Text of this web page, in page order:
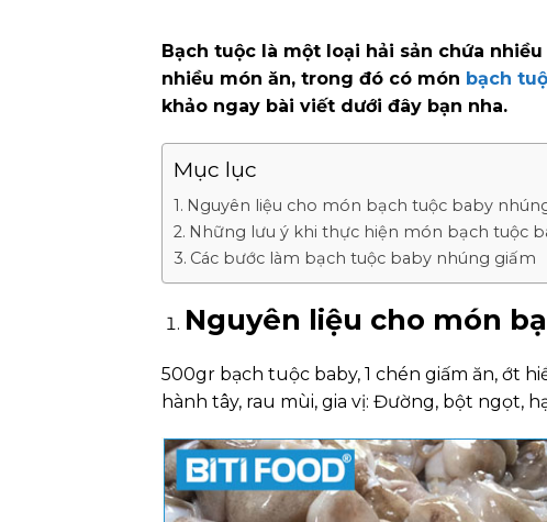
Bạch tuộc là một loại hải sản chứa
nhiều món ăn, trong đó có món bạch
khảo ngay bài viết dưới đây bạn nha.
Mục lục
Nguyên liệu cho món bạch tuộc baby
Những lưu ý khi thực hiện món bạch tuộc
Các bước làm bạch tuộc baby nhúng giấm
Nguyên liệu cho món
500gr bạch tuộc baby, 1 chén giấm ăn, ớt
hành tây, rau mùi, gia vị: Đường, bột ngọt,